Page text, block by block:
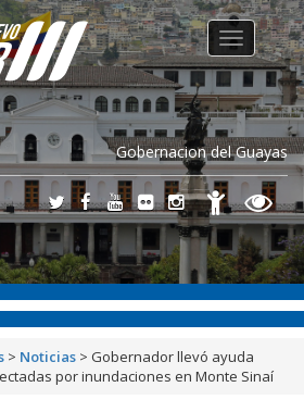
Gobernacion del Guayas
Toggle
navigation
> Noticias > Gobernador llevó ayuda
por inundaciones en Monte Sinaí